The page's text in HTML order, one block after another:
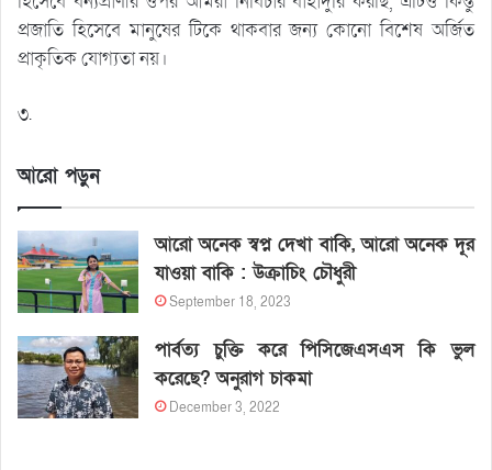
প্রজাতি হিসেবে মানুষের টিকে থাকবার জন্য কোনো বিশেষ অর্জিত
প্রাকৃতিক যোগ্যতা নয়।
৩.
আরো পড়ুন
আরো অনেক স্বপ্ন দেখা বাকি, আরো অনেক দূর
যাওয়া বাকি : উক্রাচিং চৌধুরী
September 18, 2023
পার্বত্য চুক্তি করে পিসিজেএসএস কি ভুল
করেছে? অনুরাগ চাকমা
December 3, 2022